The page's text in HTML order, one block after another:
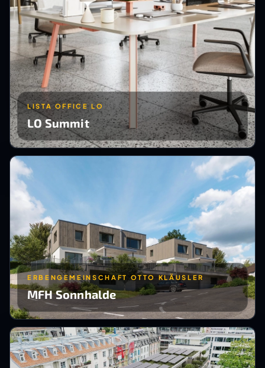
LISTA OFFICE LO
LO Summit
ERBENGEMEINSCHAFT OTTO KLÄUSLER
MFH Sonnhalde